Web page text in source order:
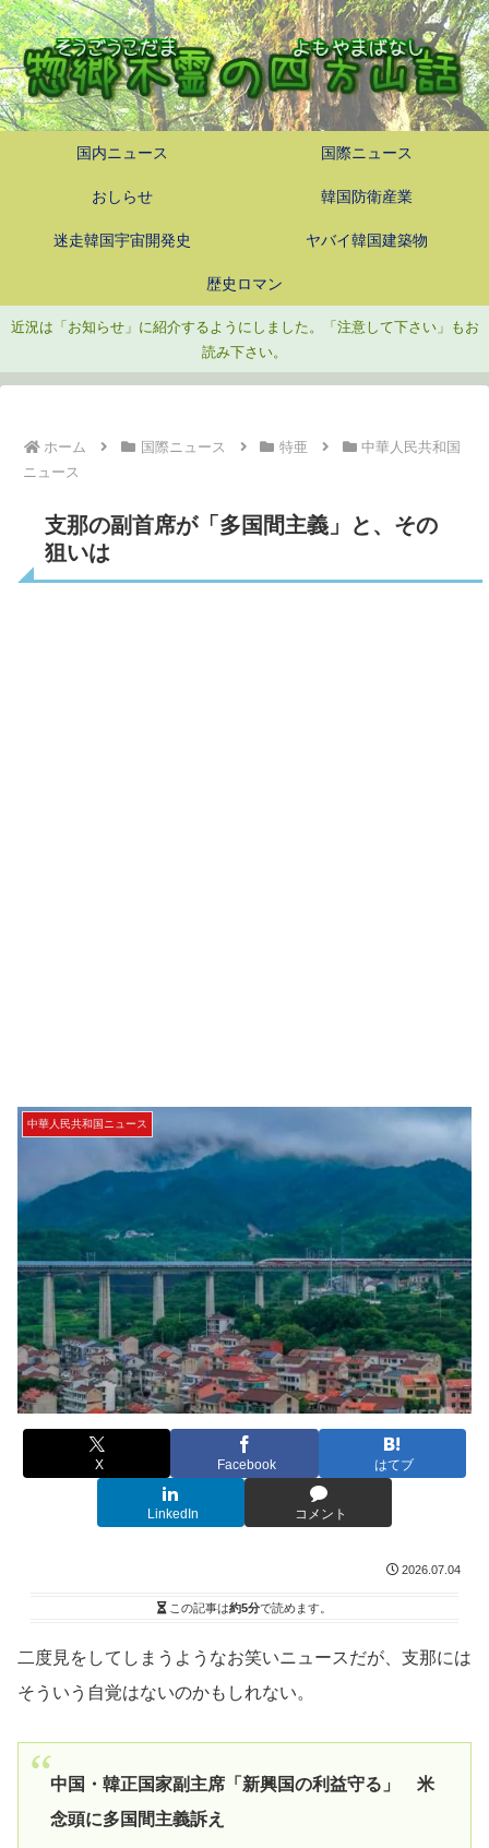
国内ニュース 国際ニュース
おしらせ 韓国防衛産業
迷走韓国宇宙開発史 ヤバイ韓国建築物
歴史ロマン
近況は「お知らせ」に紹介するようにしました。「注意して下さい」もお
読み下さい。
ホーム 国際ニュース 特亜
中華人民共和国
ニュース
支那の副首席が「多国間主義」と、その
狙いは
中華人民共和国ニュース
X Facebook はてブ
LinkedIn コメント
2026.07.04
この記事は約5分で読めます。
二度見をしてしまうようなお笑いニュースだが、支那には
そういう自覚はないのかもしれない。
中国・韓正国家副主席「新興国の利益守る」 米
念頭に多国間主義訴え